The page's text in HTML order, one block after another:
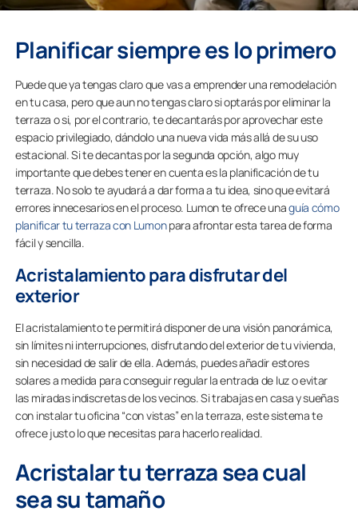
Planificar siempre es lo primero
Puede que ya tengas claro que vas a emprender una remodelación
en tu casa, pero que aun no tengas claro si optarás por eliminar la
terraza o si, por el contrario, te decantarás por aprovechar este
espacio privilegiado, dándolo una nueva vida más allá de su uso
estacional. Si te decantas por la segunda opción, algo muy
importante que debes tener en cuenta es la planificación de tu
terraza. No solo te ayudará a dar forma a tu idea, sino que evitará
errores innecesarios en el proceso. Lumon te ofrece unaguía cómo
planificar tu terraza con Lumonpara afrontar esta tarea de forma
fácil y sencilla.
Acristalamiento para disfrutar del
exterior
El acristalamiento te permitirá disponer de una visión panorámica,
sin límites ni interrupciones, disfrutando del exterior de tu vivienda,
sin necesidad de salir de ella. Además, puedes añadir estores
solares a medida para conseguir regular la entrada de luz o evitar
las miradas indiscretas de los vecinos. Si trabajas en casa y sueñas
con instalar tu oficina “con vistas” en la terraza, este sistema te
ofrece justo lo que necesitas para hacerlo realidad.
Acristalar tu terraza sea cual
sea su tamaño